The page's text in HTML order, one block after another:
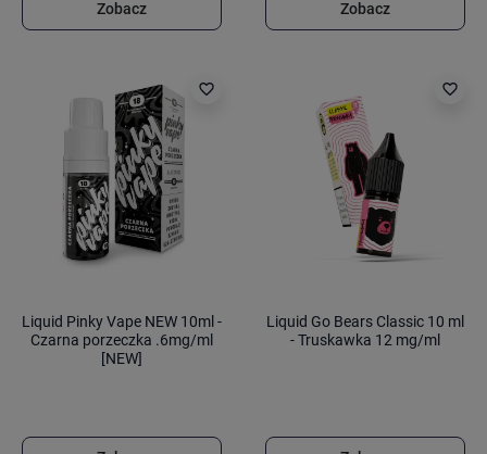
Zobacz Zobacz
favorite_border
Liquid Pinky Vape NEW 10ml -
Czarna porzeczka .6mg/ml
[NEW]
favorite_border
Liquid Go Bears Classic 10 ml
- Truskawka 12 mg/ml